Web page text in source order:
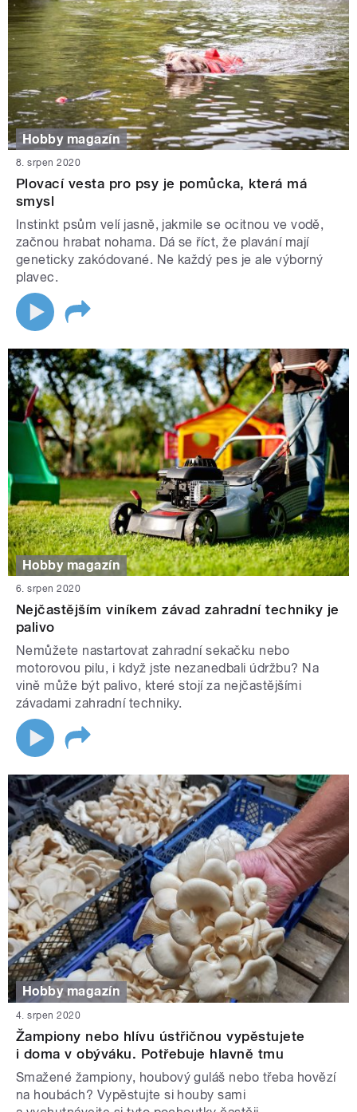
Hobby magazín
8. srpen 2020
Plovací vesta pro psy je pomůcka, která má
smysl
Instinkt psům velí jasně, jakmile se ocitnou ve vodě,
začnou hrabat nohama. Dá se říct, že plavání mají
geneticky zakódované. Ne každý pes je ale výborný
plavec.
Hobby magazín
6. srpen 2020
Nejčastějším viníkem závad zahradní techniky je
palivo
Nemůžete nastartovat zahradní sekačku nebo
motorovou pilu, i když jste nezanedbali údržbu? Na
vině může být palivo, které stojí za nejčastějšími
závadami zahradní techniky.
Hobby magazín
4. srpen 2020
Žampiony nebo hlívu ústřičnou vypěstujete
i doma v obýváku. Potřebuje hlavně tmu
Smažené žampiony, houbový guláš nebo třeba hovězí
na houbách? Vypěstujte si houby sami